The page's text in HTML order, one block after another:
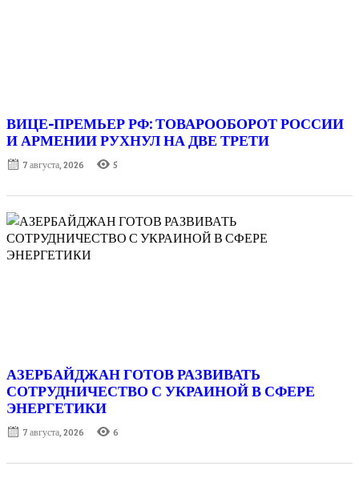
ВИЦЕ-ПРЕМЬЕР РФ: ТОВАРООБОРОТ РОССИИ
И АРМЕНИИ РУХНУЛ НА ДВЕ ТРЕТИ
Posted
7 августа, 2026 5
АЗЕРБАЙДЖАН ГОТОВ РАЗВИВАТЬ
СОТРУДНИЧЕСТВО С УКРАИНОЙ В СФЕРЕ
ЭНЕРГЕТИКИ
Posted
7 августа, 2026 6